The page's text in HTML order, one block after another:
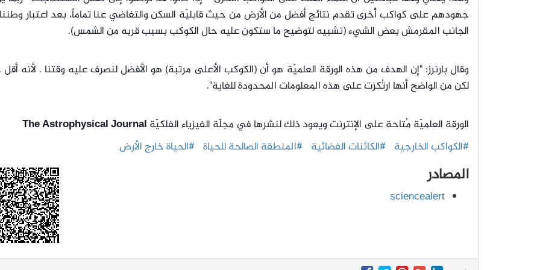
جهودهم على كواكب أُخرى تقدم نتائج أفضل من الأرض من حيث قابليّة السكن والتغاضي عنا تماماً، بعد اعتبار
الجانب المقرمش بعض الشيء (تشبيه لتوضيح ما ستكون عليه حال الكوكب بسبب قربه من الشمس).
وقال بارنرز: "إن الهدف من هذه الورقة العلميّة هو أن (الكوكب الأعلى مرتبة) هو الأفضل لنصرف عليه وقتنا . لأنه
لكن من الواضح أنها ارتُكزت على هذه المعلومات المحدودة للغاية".
الورقة العلميّة مُتاحة على الإنترنت ويعود ذلك لنشرها في مجلّة الفيزياء الفلكيّة
#الكواكب الخارجية #الكائنات الفضائية #المنطقة الصالحة للحياة #الحياة خارج الأرض
المصادر
sciencealert